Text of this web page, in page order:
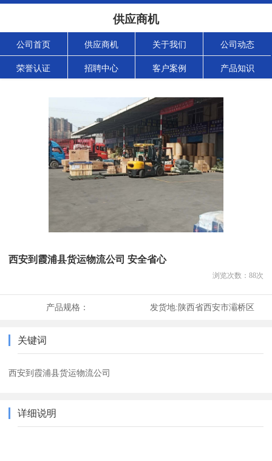
供应商机
公司首页 供应商机 关于我们 公司动态
荣誉认证 招聘中心 客户案例 产品知识
西安到霞浦县货运物流公司 安全省心
浏览次数： 88次
产品规格： 发货地:陕西省西安市灞桥区
关键词
西安到霞浦县货运物流公司
详细说明